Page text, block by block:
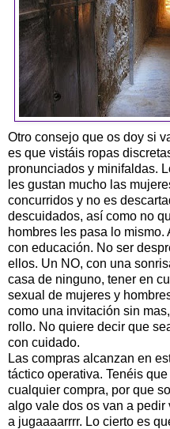
Otro consejo que os doy si
es que vistáis ropas
pronunciados y minifaldas.
les gustan mucho las
concurridos y no es
descuidados, así como no
hombres les pasa lo
con educación. No ser
ellos. Un NO, con una
casa de ninguno, tener en
sexual de mujeres y
como una invitación sin
rollo. No quiere decir que
con cuidado.
Las compras alcanzan en
táctico operativa. Tenéis
cualquier compra, por que
algo vale dos os van a
a jugaaaarrrr. Lo cierto es